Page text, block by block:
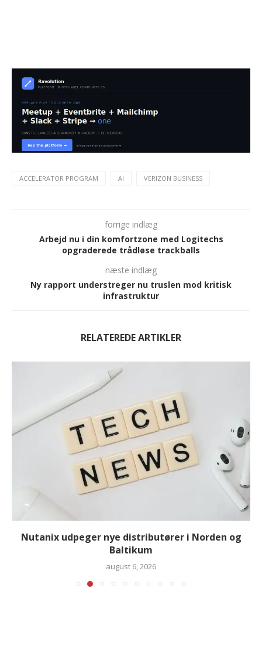
ACCELERATOR PROGRAM AI VERIZON BUSINESS
forrige indlæg
Arbejd nu i din komfortzone med Logitechs
opgraderede trådløse trackballs
næste indlæg
Ny rapport understreger nu truslen mod kritisk
infrastruktur
RELATEREDE ARTIKLER
Nutanix udpeger nye distributører i Norden og
Baltikum
august 6, 2026